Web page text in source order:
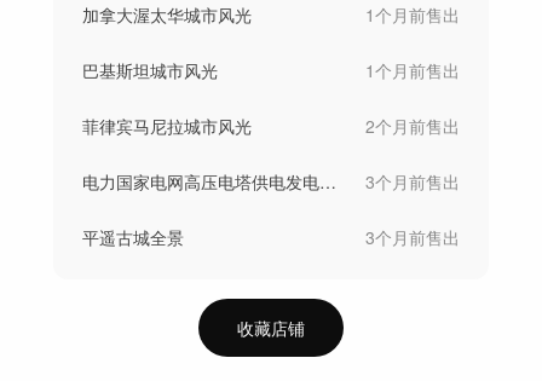
加拿大渥太华城市风光 1个月前售出
巴基斯坦城市风光 1个月前售出
菲律宾马尼拉城市风光 2个月前售出
电力国家电网高压电塔供电发电新能源航拍 3个月前售出
平遥古城全景 3个月前售出
收藏店铺